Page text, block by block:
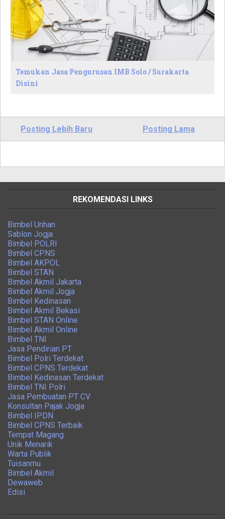
Temukan Jasa Pengurusan IMB Solo / Surakarta
Disini
Posting Lebih Baru Posting Lama
REKOMENDASI LINKS
Bimbel Unhan
Sablon Jogja
Bimbel POLRI
Bimbel CPNS
Bimbel AKPOL
Bimbel STAN
Bimbel Akmil Jakarta
Bimbel Akmil Jogja
Bimbel Kedinasan
Bimbel Akmil Bekasi
Bimbel STAN Online
Bimbel Akmil Online
Bimbel TNI
Jasa Pendirian PT
Bimbel Polri Terdekat
Bimbel CPNS Terdekat
Bimbel Kedinasan Terdekat
Bimbel TNI Polri
Jasa Pembuatan PT CV
Konsultan Pajak Jogja
Bimbel IPDN
Bimbel CPNS Terbaik
Tempat Magang
Unik Menarik
Warta Publik
Tuisanmu
Bimbel Akmil
Dewaweb
Edisi